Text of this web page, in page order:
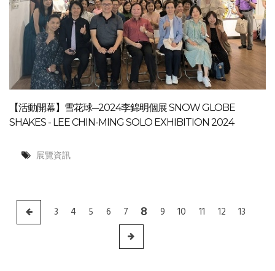
【活動開幕】雪花球─2024李錦明個展 SNOW GLOBE
SHAKES - LEE CHIN-MING SOLO EXHIBITION 2024
展覽資訊
3 4 5 6 7 8 9 10 11 12 13